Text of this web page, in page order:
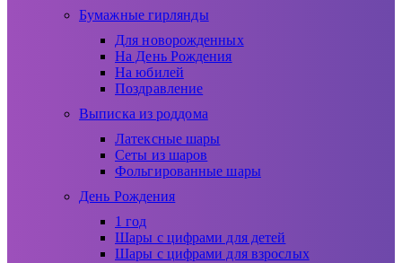
Бумажные гирлянды
Для новорожденных
На День Рождения
На юбилей
Поздравление
Выписка из роддома
Латексные шары
Сеты из шаров
Фольгированные шары
День Рождения
1 год
Шары с цифрами для детей
Шары с цифрами для взрослых